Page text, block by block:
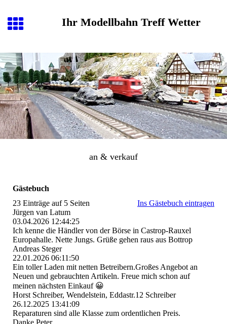
Ihr Modellbahn Treff Wetter
an & verkauf
Gästebuch
23 Einträge auf 5 Seiten
Ins Gästebuch eintragen
Jürgen van Latum
03.04.2026 12:44:25
Ich kenne die Händler von der Börse in Castrop-Rauxel
Europahalle. Nette Jungs. Grüße gehen raus aus Bottrop
Andreas Steger
22.01.2026 06:11:50
Ein toller Laden mit netten Betreibern.Großes Angebot an
Neuen und gebrauchten Artikeln. Freue mich schon auf
meinen nächsten Einkauf 😀
Horst Schreiber, Wendelstein, Eddastr.12 Schreiber
26.12.2025 13:41:09
Reparaturen sind alle Klasse zum ordentlichen Preis.